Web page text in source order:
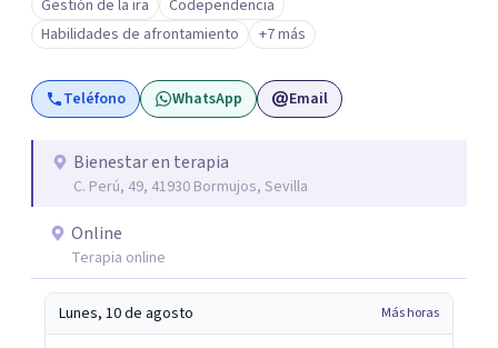
explorar tus emociones, conocerte, solucionar tus
heridas y trabajar en tu crecimiento. personal
Gestión de la ira
Codependencia
Habilidades de afrontamiento
+7 más
Teléfono WhatsApp Email
Bienestar en terapia
C. Perú, 49, 41930 Bormujos, Sevilla
Online
Terapia online
Lunes, 10 de agosto Más horas